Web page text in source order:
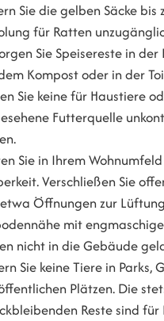
Sie die gelben Säcke bis
für Ratten
Sie Speisereste in
Kompost oder in der
Sie keine für Haustiere
Futterquelle
Sie in Ihrem
Verschließen Sie
Öffnungen zur
mit
nicht in die Gebäude
Sie keine Tiere in Parks,
Plätzen. Die
Reste sind für